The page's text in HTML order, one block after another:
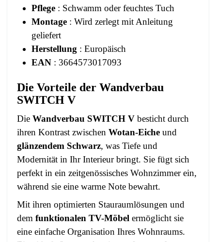
Pflege : Schwamm oder feuchtes Tuch
Montage : Wird zerlegt mit Anleitung
geliefert
Herstellung : Europäisch
EAN : 3664573017093
Die Vorteile der Wandverbau
SWITCH V
Die Wandverbau SWITCH V besticht durch
ihren Kontrast zwischen Wotan-Eiche und
glänzendem Schwarz, was Tiefe und
Modernität in Ihr Interieur bringt. Sie fügt sich
perfekt in ein zeitgenössisches Wohnzimmer ein,
während sie eine warme Note bewahrt.
Mit ihren optimierten Stauraumlösungen und
dem funktionalen TV-Möbel ermöglicht sie
eine einfache Organisation Ihres Wohnraums.